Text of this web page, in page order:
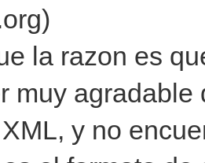
la razon es
muy agradable
y no